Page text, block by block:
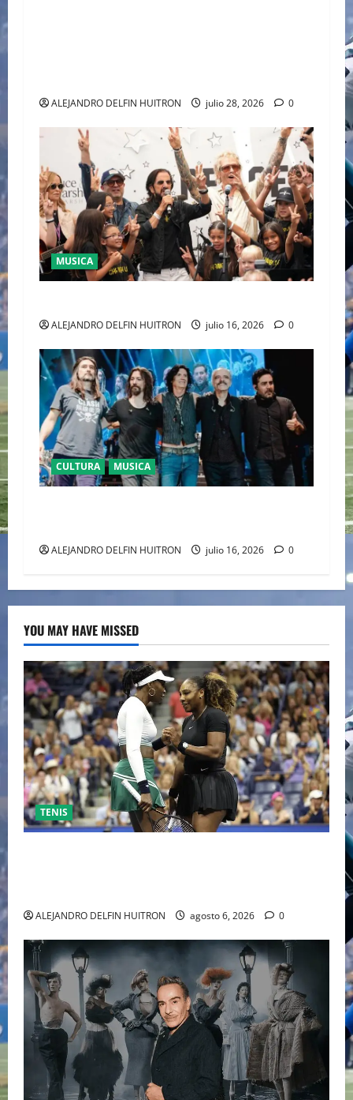
ALEJANDRO DELFIN HUITRON julio 28, 2026 0
MUSICA
ALEJANDRO DELFIN HUITRON julio 16, 2026 0
CULTURA MUSICA
ALEJANDRO DELFIN HUITRON julio 16, 2026 0
YOU MAY HAVE MISSED
TENIS
ALEJANDRO DELFIN HUITRON agosto 6, 2026 0